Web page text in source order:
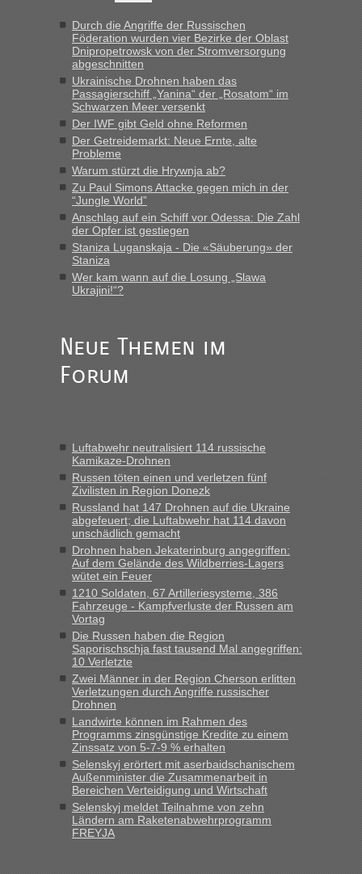
Strecke fahren wir nicht"
inBerichte und Reisetipps • Re: Mit dem Zug in
die Ukraine
„Man sollte aber explizit dazu schreiben, daß es ein Zug von
LeoExpress ist - und nur auf deren Webseite kann man die
Fahrkarten kaufen. Zumindest ist es die erste Umsteigefreie
Verbindung von Deutschland...“
Recht, Visa und Dokumente • Re: Deklaration
gebrauchter Kleidung beim Zoll
„Vielen Dank, mit einem Briefchen meiner Frau im Gepäck
gab es keine Probleme“
fast 11 Milliarden aufgedeckt
„Am besten wäre natürlich, wenn die Frau mit dabei ist.
Alleinreisende Männer stehen schließlich immer unter
Milliarden aufgedeckt
„Kein Zoll. Du musst an sich nur sagen dass das privat ist
und du nicht damit handeln willst. So lange das nicht
Originalverpackt ist und ersichlich das nicht neu sollte es
keine Probleme geben“
Recht, Visa und Dokumente • Deklaration
gebrauchter Kleidung beim Zoll
„Hallo Leute, ich weiß nicht, ob ich hier richtig bin mit meiner
Anfrage. Ich möchte 4 Umzugskartons mit gebrauchter
Straßen Kleidung bei der Einreise in die Ukraine
mitnehmen. Es ist gebrauchte Kleidung...“
Berichte und Reisetipps • Re: An welchem
Grenzübergang zwischen Polen und der Ukraine geht es am
schnellsten?
„Wir sind mit unserem Wohnmobil, wie geplant am Montag
15.6. in Krakovets rüber. Sehr zeitig los gegen 5 Uhr in der
Früh. Mit sehr sehr wenig Verkehr, super bis zur Grenze. Nur
8 PKW vor der Schranke....“
inBerichte und Reisetipps • Re: An welchem
Grenzübergang zwischen Polen und der Ukraine geht es am
schnellsten?
Durch die Angriffe der Russischen
Föderation wurden vier Bezirke der Oblast
Dnipropetrowsk von der Stromversorgung
abgeschnitten
Ukrainische Drohnen haben das
Passagierschiff „Yanina“ der „Rosatom“ im
Schwarzen Meer versenkt
Der IWF gibt Geld ohne Reformen
Der Getreidemarkt: Neue Ernte, alte
Probleme
Warum stürzt die Hrywnja ab?
Zu Paul Simons Attacke gegen mich in der
“Jungle World”
Anschlag auf ein Schiff vor Odessa: Die Zahl
der Opfer ist gestiegen
Staniza Luganskaja - Die «Säuberung» der
Staniza
Wer kam wann auf die Losung „Slawa
Ukrajini!“?
Neue Themen im
Forum
Luftabwehr neutralisiert 114 russische
Kamikaze-Drohnen
Russen töten einen und verletzen fünf
Zivilisten in Region Donezk
Russland hat 147 Drohnen auf die Ukraine
abgefeuert; die Luftabwehr hat 114 davon
unschädlich gemacht
Drohnen haben Jekaterinburg angegriffen:
Auf dem Gelände des Wildberries-Lagers
wütet ein Feuer
1210 Soldaten, 67 Artilleriesysteme, 386
Fahrzeuge - Kampfverluste der Russen am
Vortag
Die Russen haben die Region
Saporischschja fast tausend Mal angegriffen:
10 Verletzte
Zwei Männer in der Region Cherson erlitten
Verletzungen durch Angriffe russischer
Drohnen
Landwirte können im Rahmen des
Programms zinsgünstige Kredite zu einem
Zinssatz von 5-7-9 % erhalten
Selenskyj erörtert mit aserbaidschanischem
Außenminister die Zusammenarbeit in
Bereichen Verteidigung und Wirtschaft
Selenskyj meldet Teilnahme von zehn
Ländern am Raketenabwehrprogramm
FREYJA